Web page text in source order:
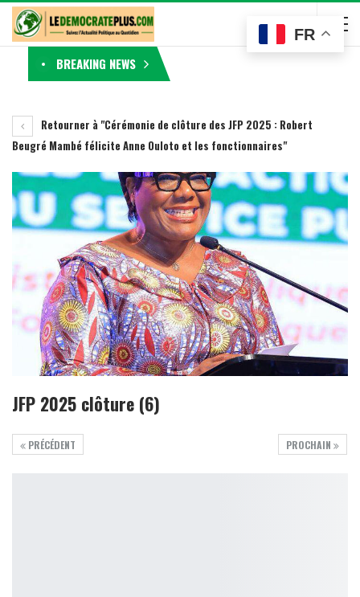
BREAKING NEWS
Retourner à "Cérémonie de clôture des JFP 2025 : Robert
Beugré Mambé félicite Anne Ouloto et les fonctionnaires"
JFP 2025 clôture (6)
PROCHAIN
PRÉCÉDENT
FR